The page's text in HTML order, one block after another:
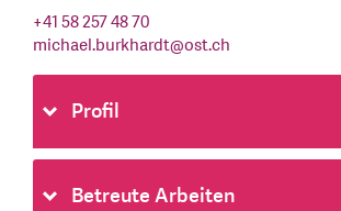
+41 58 257 48 70
michael.burkhardt@ost.ch
Profil
Betreute Arbeiten